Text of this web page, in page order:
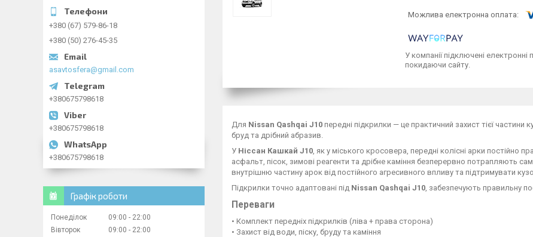
У компанії підключені
покидаючи сайту.
Для Nissan Qashqai J10 передні підкрилки — це практичний захист тієї
бруд та дрібний абразив.
У Ніссан Кашкай J10 , як у міського кросовера, передні колісні арки
асфальт, пісок, зимові реагенти та дрібне каміння безперервно потрапляють
внутрішню частину арок від постійного агресивного впливу та підтримувати
Підкрилки точно адаптовані під Nissan Qashqai J10 , забезпечують правильну
Переваги
• Комплект передніх підкрилків (ліва + права сторона)
• Захист від води, піску, бруду та каміння
+380 (67) 579-86-18
+380 (50) 276-45-35
asavtosfera@gmail.com
+380675798618
+380675798618
+380675798618
Графік роботи
Понеділок 09:00
22:00
Вівторок
09:00
22:00